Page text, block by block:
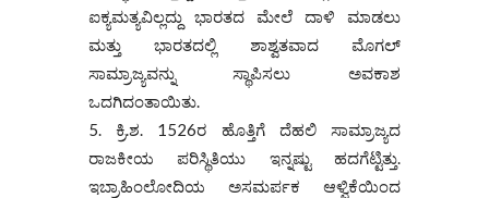
ಐಕ್ಯಮತ್ಯವಿಲ್ಲದ್ದು ಭಾರತದ ಮೇಲೆ ದಾಳಿ ಮಾಡಲು
ಮತ್ತು ಭಾರತದಲ್ಲಿ ಶಾಶ್ವತವಾದ ಮೊಗಲ್
ಸಾಮ್ರಾಜ್ಯವನ್ನು ಸ್ಥಾಪಿಸಲು ಅವಕಾಶ
ಒದಗಿದಂತಾಯಿತು.
ಕ್ರಿ.ಶ. 1526ರ ಹೊತ್ತಿಗೆ ದೆಹಲಿ ಸಾಮ್ರಾಜ್ಯದ
ರಾಜಕೀಯ ಪರಿಸ್ಥಿತಿಯು ಇನ್ನಷ್ಟು ಹದಗೆಟ್ಟಿತ್ತು.
ಇಬ್ರಾಹಿಂಲೋದಿಯ ಅಸಮರ್ಪಕ ಆಳ್ವಿಕೆಯಿಂದ